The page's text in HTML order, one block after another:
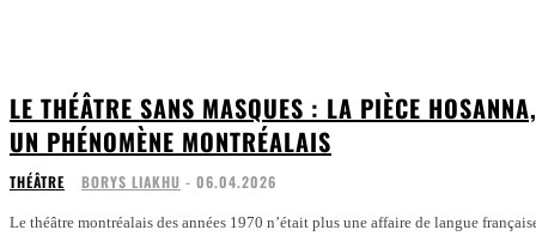
LE THÉÂTRE SANS MASQUES : LA PIÈCE HOSANNA,
UN PHÉNOMÈNE MONTRÉALAIS
THÉÂTRE BORYS LIAKHU - 06.04.2026
Le théâtre montréalais des années 1970 n’était plus une affaire de langue